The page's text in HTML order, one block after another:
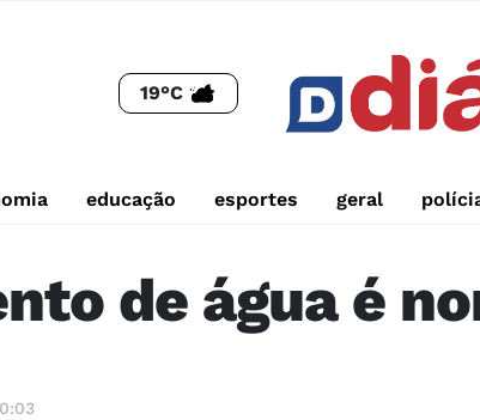
19°C
educação esportes geral
de água é